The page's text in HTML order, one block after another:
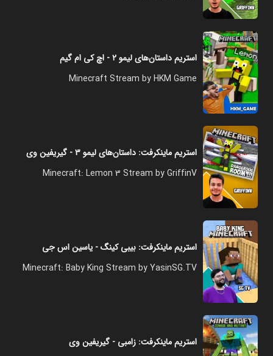
استریم داستان‌های لیمو ۲ - اچ کی ام گیم
Minecraft Stream by HKM Game
استریم ماینکرفت: داستان‌های لیمو ۳ - گیریفین وی
Minecraft: Lemon 3 Stream by GriffinV
استریم ماینکرفت: بیبی کینگ - یاسین اس جی
Minecraft: Baby King Stream by YasinSG.TV
استریم ماینکرفت: زامبی - گیریفین وی